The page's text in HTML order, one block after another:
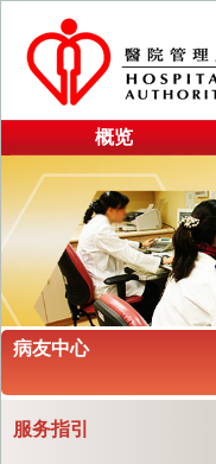
概览
病友中心
服务指引